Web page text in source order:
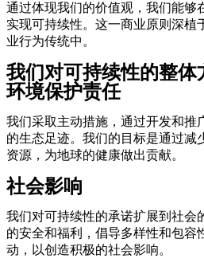
通过体现我们的价值观，我们能够
实现可持续性。这一商业原则深植
业行为传统中。
我们对可持续性的整体
环境保护责任
我们采取主动措施，通过开发和推
的生态足迹。我们的目标是通过减
资源，为地球的健康做出贡献。
社会影响
我们对可持续性的承诺扩展到社会
的安全和福利，倡导多样性和包容
动，以创造积极的社会影响。